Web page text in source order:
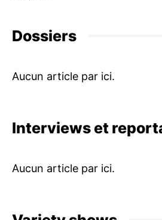
Dossiers
Interviews et